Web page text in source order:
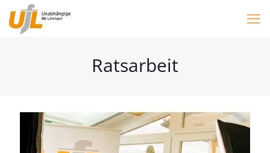
Ratsarbeit